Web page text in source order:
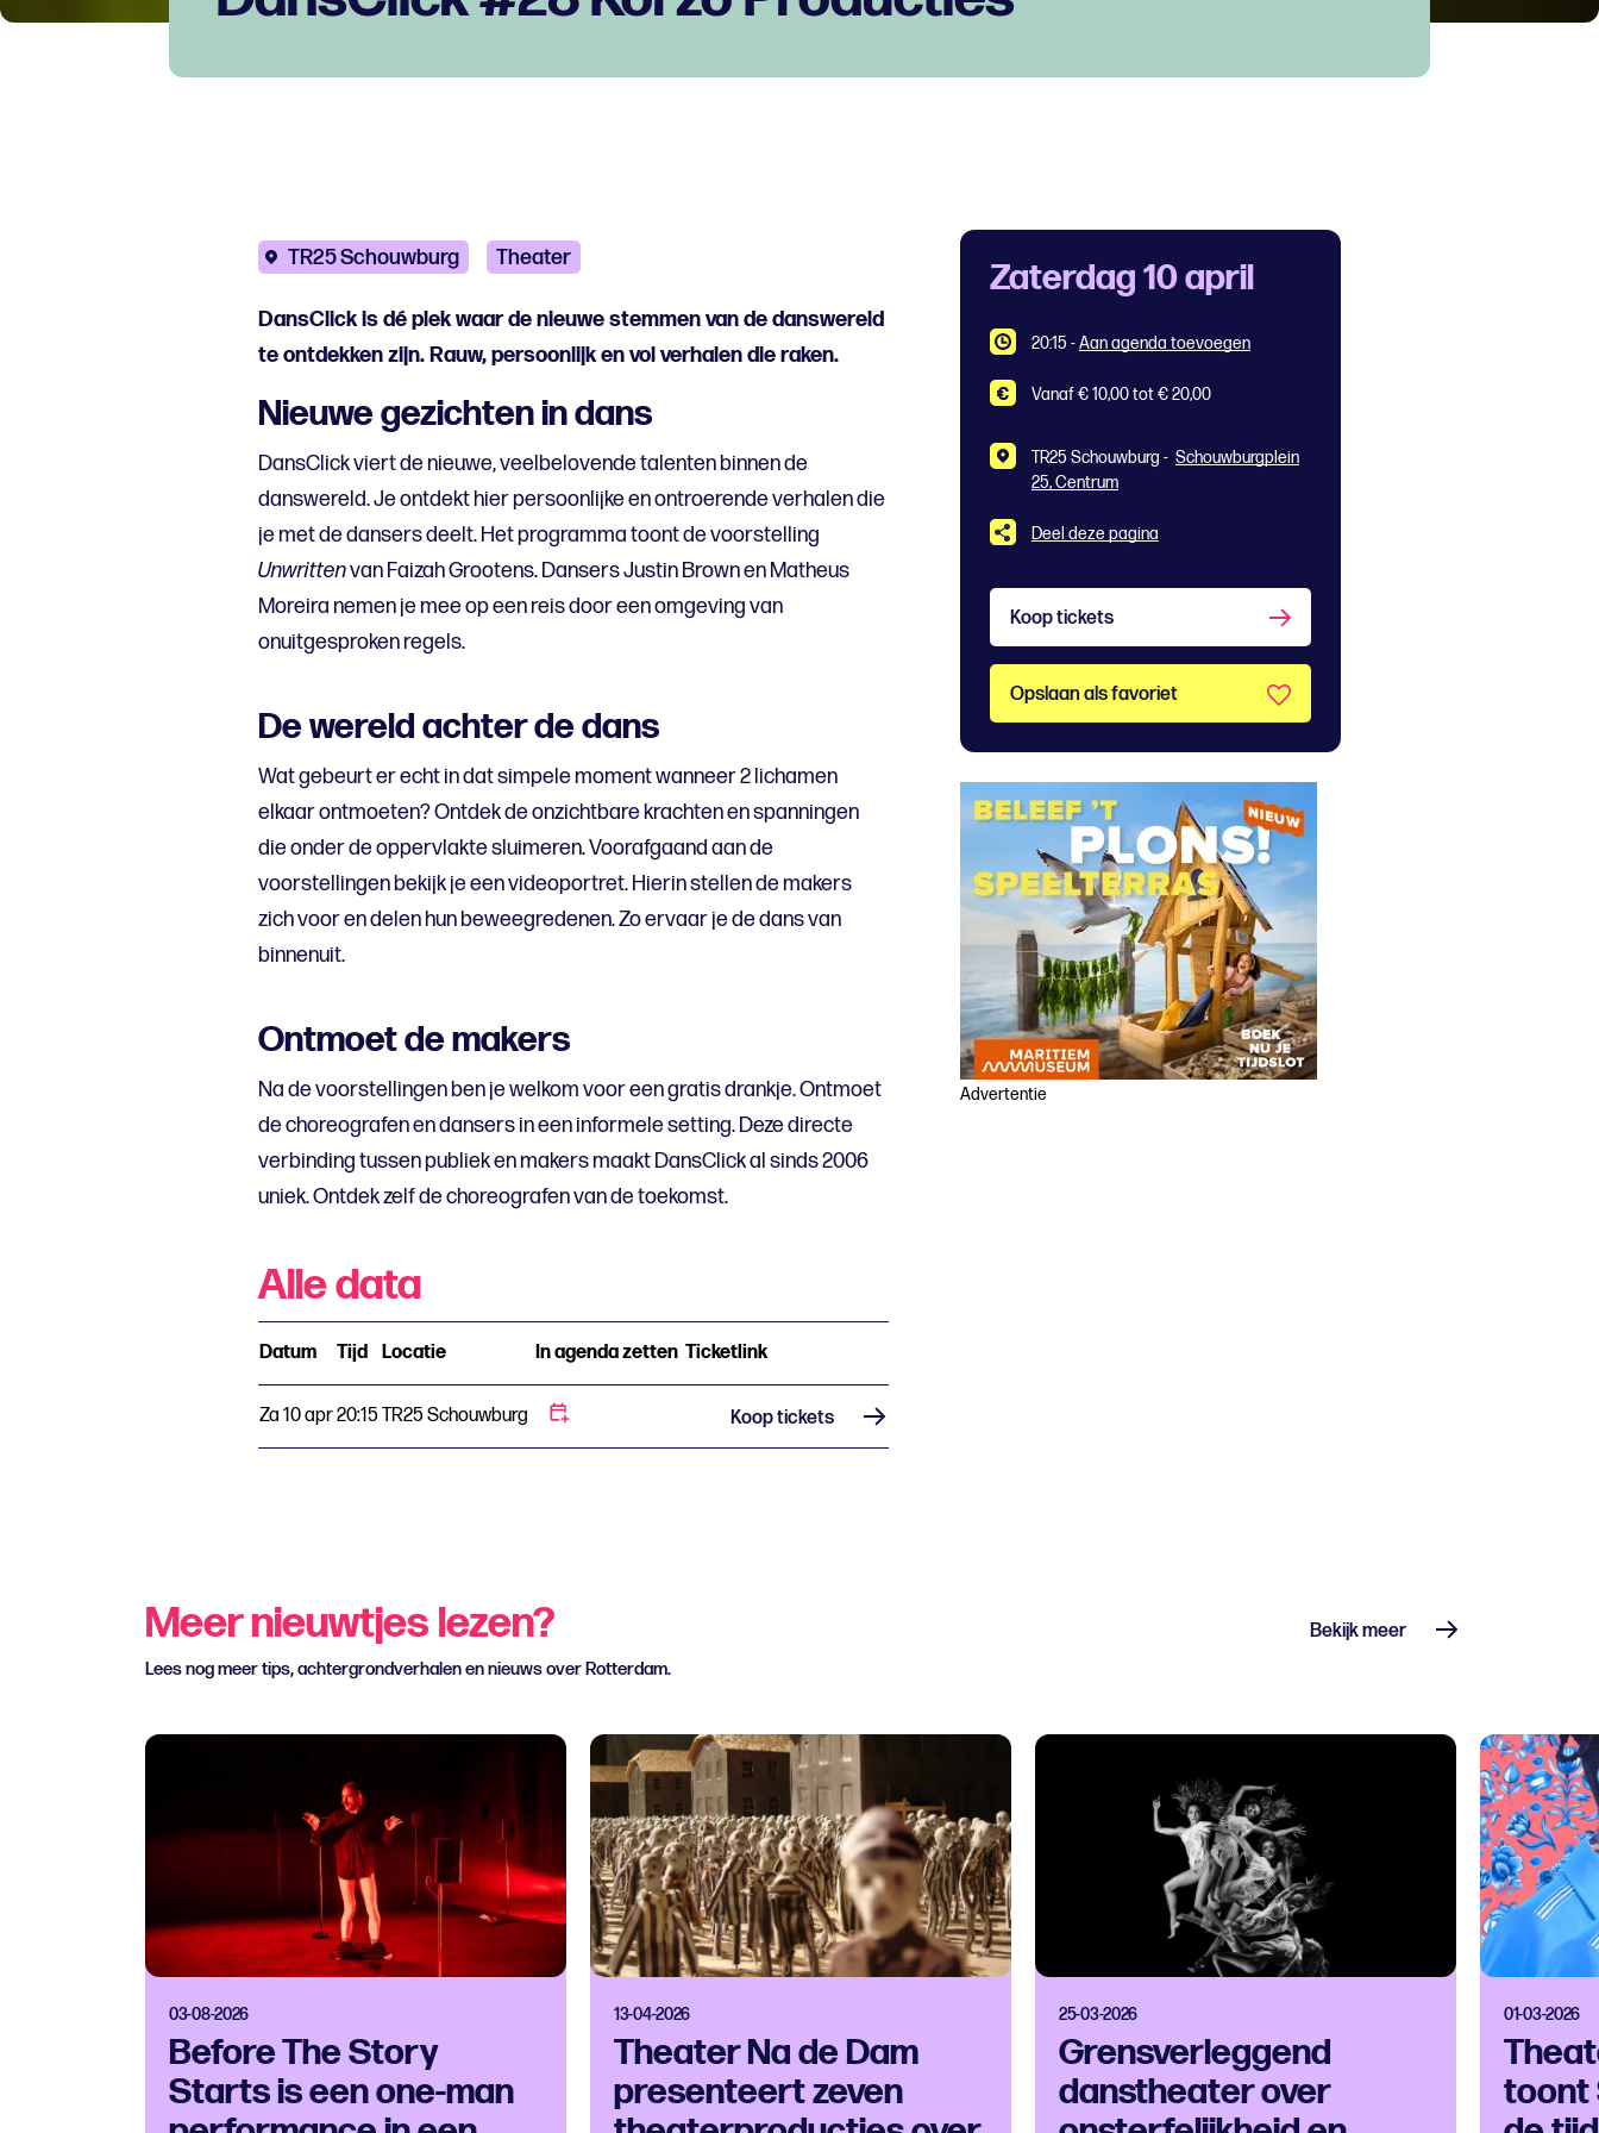
TR25 Schouwburg Theater
DansClick is dé plek waar de nieuwe stemmen van de danswereld
te ontdekken zijn. Rauw, persoonlijk en vol verhalen die raken.
Nieuwe gezichten in dans
DansClick viert de nieuwe, veelbelovende talenten binnen de
danswereld. Je ontdekt hier persoonlijke en ontroerende verhalen die
je met de dansers deelt. Het programma toont de voorstelling
Unwrittenvan Faizah Grootens. Dansers Justin Brown en Matheus
Moreira nemen je mee op een reis door een omgeving van
onuitgesproken regels.
De wereld achter de dans
Wat gebeurt er echt in dat simpele moment wanneer 2 lichamen
elkaar ontmoeten? Ontdek de onzichtbare krachten en spanningen
die onder de oppervlakte sluimeren. Voorafgaand aan de
voorstellingen bekijk je een videoportret. Hierin stellen de makers
zich voor en delen hun beweegredenen. Zo ervaar je de dans van
binnenuit.
Ontmoet de makers
Na de voorstellingen ben je welkom voor een gratis drankje. Ontmoet
de choreografen en dansers in een informele setting. Deze directe
verbinding tussen publiek en makers maakt DansClick al sinds 2006
uniek. Ontdek zelf de choreografen van de toekomst.
Alle data
Datum Tijd Locatie In agenda zetten Ticketlink
Za 10 apr20:15TR25 Schouwburg Koop tickets
Zaterdag 10 april
20:15 -Aan agenda toevoegen
Vanaf € 10,00 tot € 20,00
TR25 Schouwburg - Schouwburgplein
25, Centrum
Deel deze pagina
Koop tickets
Opslaan als favoriet
Advertentie
Meer nieuwtjes lezen?
Lees nog meer tips, achtergrondverhalen en nieuws over Rotterdam.
Bekijk meer
03-08-2026
Before The Story
Starts is een one-man
13-04-2026
Theater Na de Dam
presenteert zeven
25-03-2026
Grensverleggend
danstheater over
01-03-2026
toont